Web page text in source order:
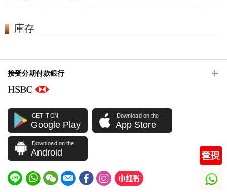
庫存
接受分期付款銀行
GET IT ON
Google Play
Download on the
App Store
Download on the
Android